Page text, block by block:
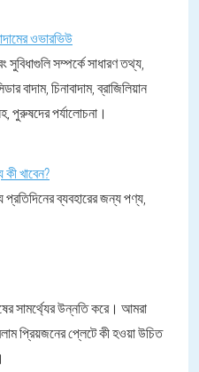
ওভারভিউ
সুবিধাগুলি সম্পর্কে সাধারণ তথ্য,
বাদাম, চিনাবাদাম, ব্রাজিলিয়ান
পুরুষদের পর্যালোচনা।
খাবেন?
ব্যবহারের জন্য পণ্য,
সামর্থ্যের উন্নতি করে। আমরা
প্রিয়জনের প্লেটে কী হওয়া উচিত